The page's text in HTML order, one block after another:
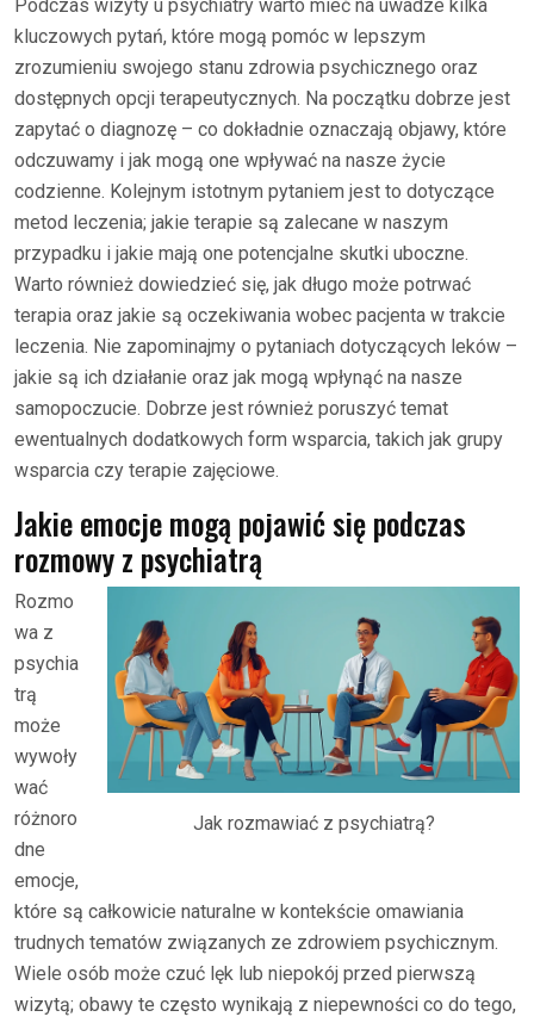
Podczas wizyty u psychiatry warto mieć na uwadze kilka
kluczowych pytań, które mogą pomóc w lepszym
zrozumieniu swojego stanu zdrowia psychicznego oraz
dostępnych opcji terapeutycznych. Na początku dobrze jest
zapytać o diagnozę – co dokładnie oznaczają objawy, które
odczuwamy i jak mogą one wpływać na nasze życie
codzienne. Kolejnym istotnym pytaniem jest to dotyczące
metod leczenia; jakie terapie są zalecane w naszym
przypadku i jakie mają one potencjalne skutki uboczne.
Warto również dowiedzieć się, jak długo może potrwać
terapia oraz jakie są oczekiwania wobec pacjenta w trakcie
leczenia. Nie zapominajmy o pytaniach dotyczących leków –
jakie są ich działanie oraz jak mogą wpłynąć na nasze
samopoczucie. Dobrze jest również poruszyć temat
ewentualnych dodatkowych form wsparcia, takich jak grupy
wsparcia czy terapie zajęciowe.
Jakie emocje mogą pojawić się podczas
rozmowy z psychiatrą
Jak rozmawiać z psychiatrą?
Rozmo
wa z
psychia
trą
może
wywoły
wać
różnoro
dne
emocje,
które są całkowicie naturalne w kontekście omawiania
trudnych tematów związanych ze zdrowiem psychicznym.
Wiele osób może czuć lęk lub niepokój przed pierwszą
wizytą; obawy te często wynikają z niepewności co do tego,